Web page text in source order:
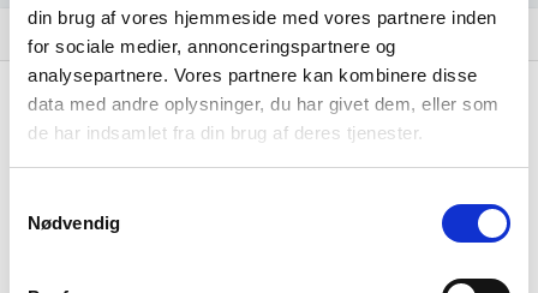
din brug af vores hjemmeside med vores partnere inden
for sociale medier, annonceringspartnere og
analysepartnere. Vores partnere kan kombinere disse
data med andre oplysninger, du har givet dem, eller som
de har indsamlet fra din brug af deres tjenester.
Nødvendig
Udvikling i antal ansatte
50 - 99
50 - 99
200 - 499
200 - 499
500 - 999
500 - 999
1000+
1000+